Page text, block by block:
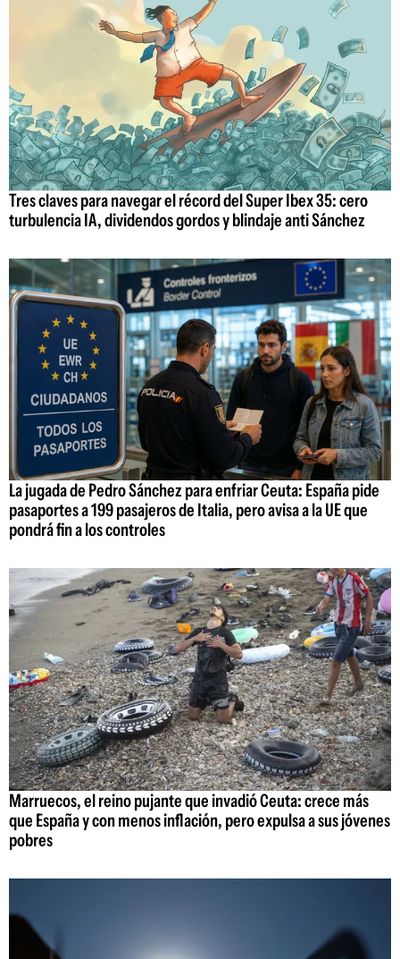
Tres claves para navegar el récord del Super Ibex 35: cero
turbulencia IA, dividendos gordos y blindaje anti Sánchez
La jugada de Pedro Sánchez para enfriar Ceuta: España pide
pasaportes a 199 pasajeros de Italia, pero avisa a la UE que
pondrá fin a los controles
Marruecos, el reino pujante que invadió Ceuta: crece más
que España y con menos inflación, pero expulsa a sus jóvenes
pobres